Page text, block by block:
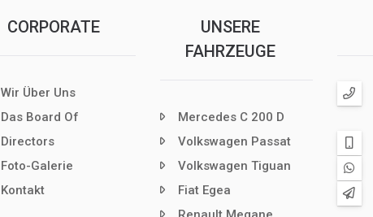
CORPORATE
Wir Über Uns
Das Board Of
Directors
Foto-Galerie
Kontakt
UNSERE
FAHRZEUGE
Mercedes C 200 D
Volkswagen Passat
Volkswagen Tiguan
Fiat Egea